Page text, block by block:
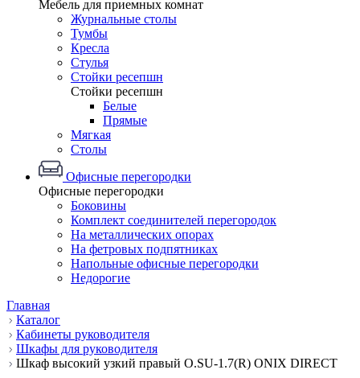
Мебель для приемных комнат
Журнальные столы
Тумбы
Кресла
Стулья
Стойки ресепшн
Стойки ресепшн
Белые
Прямые
Мягкая
Столы
Офисные перегородки
Офисные перегородки
Боковины
Комплект соединителей перегородок
На металлических опорах
На фетровых подпятниках
Напольные офисные перегородки
Недорогие
Главная
Каталог
Кабинеты руководителя
Шкафы для руководителя
Шкаф высокий узкий правый O.SU-1.7(R) ONIX DIRECT